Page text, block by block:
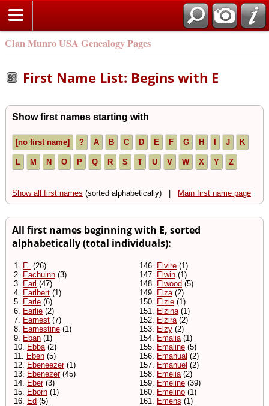
Clan Munro USA Genealogy Pages
First Name List: Begins with E
Show first names starting with
[no first name] ? A B C D E F G H I J K
L M N O P Q R S T U V W X Y Z
Show all first names (sorted alphabetically) | Main first name page
All first names beginning with E, sorted
alphabetically (total individuals):
1. E. (26)
2. Eachuinn (3)
3. Earl (47)
4. Earlbert (1)
5. Earle (6)
6. Earlie (2)
7. Earnest (7)
8. Earnestine (1)
9. Eban (1)
10. Ebba(2)
11. Eben (5)
12. Ebeneezer(1)
13. Ebenezer(45)
14. Eber(3)
15. Eborn (1)
16. Ed (5)
146. Elvire (1)
147. Elwin (1)
148. Elwood (5)
149. Elza(2)
150. Elzie (1)
151. Elzina(1)
152. Elzira(2)
153. Elzy (2)
154. Emalia(1)
155. Emaline (5)
156. Emanual (2)
157. Emanuel (2)
158. Emelia(2)
159. Emeline (39)
160. Emelino (1)
161. Emens (1)